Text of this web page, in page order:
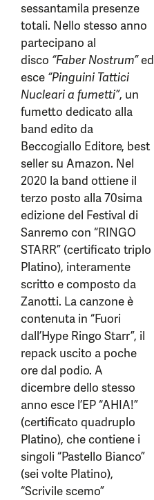
sessantamila presenze
totali. Nello stesso anno
partecipano al
disco “Faber Nostrum”ed
esce “Pinguini Tattici
Nucleari a fumetti”, un
fumetto dedicato alla
band edito da
Beccogiallo Editore, best
seller su Amazon. Nel
2020 la band ottiene il
terzo posto alla 70sima
edizione del Festival di
Sanremo con “RINGO
STARR” (certificato triplo
Platino), interamente
scritto e composto da
Zanotti. La canzone è
contenuta in “Fuori
dall’Hype Ringo Starr”, il
repack uscito a poche
ore dal podio. A
dicembre dello stesso
anno esce l’EP “AHIA!”
(certificato quadruplo
Platino), che contiene i
singoli “Pastello Bianco”
(sei volte Platino),
“Scrivile scemo”